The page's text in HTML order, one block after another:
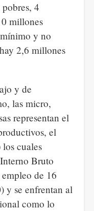
4
millones
y no
2,6 millones
y de
las micro,
representan el
el
cuales
Bruto
de 16
y se enfrentan al
como lo